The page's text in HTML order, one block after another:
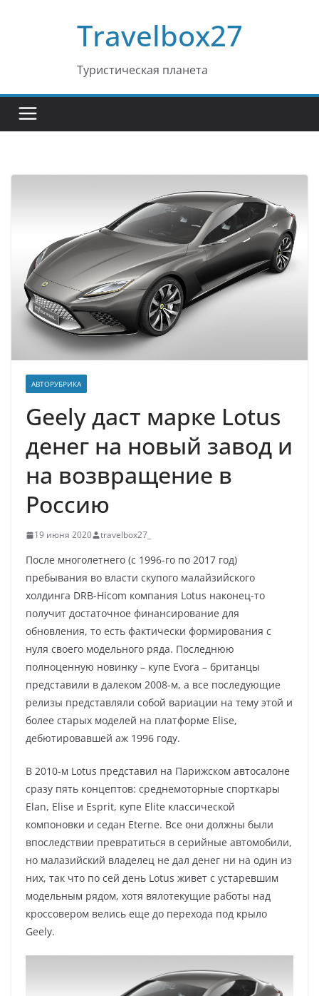
Travelbox27
Туристическая планета
АВТОРУБРИКА
Geely даст марке Lotus
денег на новый завод и
на возвращение в
Россию
19 июня 2020 travelbox27_
После многолетнего (с 1996-го по 2017 год)
пребывания во власти скупого малайзийского
холдинга DRB-Hicom компания Lotus наконец-то
получит достаточное финансирование для
обновления, то есть фактически формирования с
нуля своего модельного ряда. Последнюю
полноценную новинку – купе Evora – британцы
представили в далеком 2008-м, а все последующие
релизы представляли собой вариации на тему этой и
более старых моделей на платформе Elise,
дебютировавшей аж 1996 году.
В 2010-м Lotus представил на Парижском автосалоне
сразу пять концептов: среднемоторные спорткары
Elan, Elise и Esprit, купе Elite классической
компоновки и седан Eterne. Все они должны были
впоследствии превратиться в серийные автомобили,
но малазийский владелец не дал денег ни на один из
них, так что по сей день Lotus живет с устаревшим
модельным рядом, хотя вялотекущие работы над
кроссовером велись еще до перехода под крыло
Geely.